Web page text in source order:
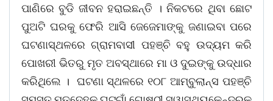
ପାଣିରେ ବୁଡି ଜୀବନ ହରାଇଛନ୍ତି । ନିକଟରେ ଥିବା ଛୋଟ
ପୁଅଟି ଘରକୁ ଫେରି ଆସି ଜେଜେମାଙ୍କୁ ଜଣାଇବା ପରେ
ଘଟଣାସ୍ଥଳରେ ଗ୍ରାମବାସୀ ପହଞ୍ଚି ବହୁ ଉଦ୍ୟମ କରି
ପୋଖରୀ ଭିତରୁ ମୃତ ଅବସ୍ଥାରେ ମା ଓ ଦୁଇଙ୍କୁ ଉଦ୍ଧାର
କରିଥିଲେ । ଘଟଣା ସ୍ଥଳରେ ୧୦୮ ଆମ୍ବୁଲାନ୍ସ ପହଞ୍ଚି